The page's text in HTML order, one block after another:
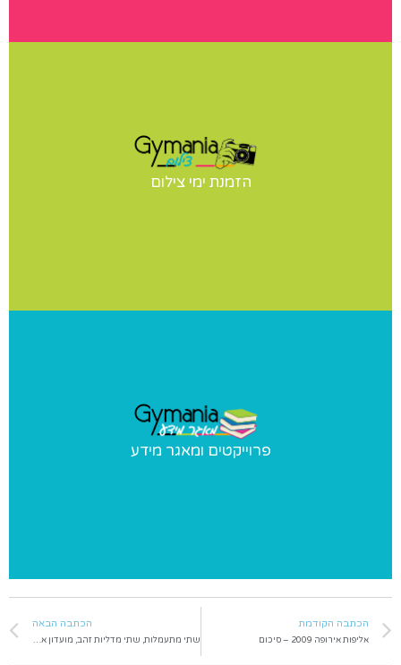
הזמנת ימי צילום
ימי צילום
יש לכם תחרות? הופעה? מעוניינים בצילומי סטודיו לנבחרת
פרוייקטים ומאגר מידע
פרוייקטים ומאגר מידע
פרוייקטים מיוחדים שאנו מבצעים ומאגר מידע בנושאי התעמלות
הכתבה הקודמת
אליפות אירופה 2009 – סיכום
הכתבה הבאה
שתי מתעמלות, שתי מדליות זהב, מועדון אחד